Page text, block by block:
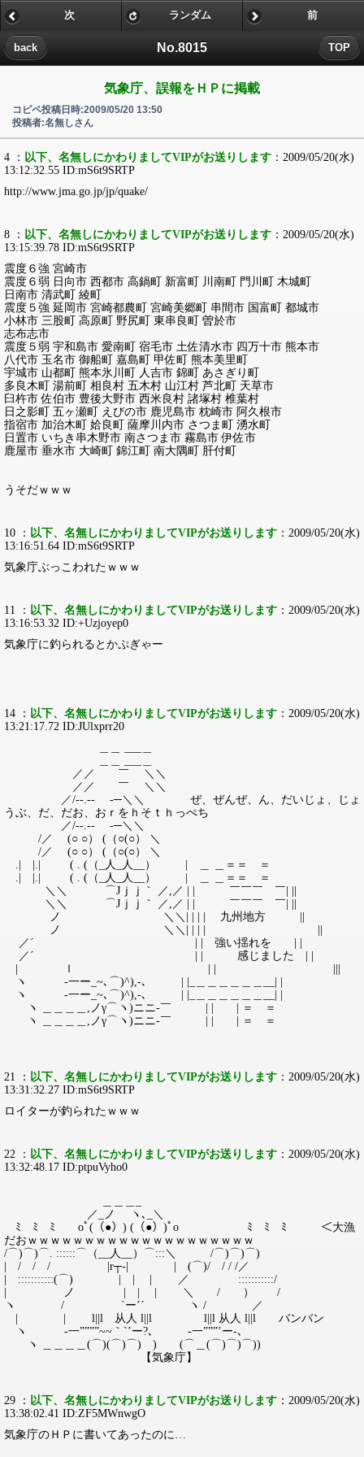
No.8015
back TOP
次 ランダム 前
気象庁、誤報をＨＰに掲載
コピペ投稿日時:2009/05/20 13:50
投稿者:名無しさん
4 ： 以下、名無しにかわりましてVIPがお送りします ：2009/05/20(水)
13:12:32.55 ID:mS6t9SRTP
http://www.jma.go.jp/jp/quake/
8 ： 以下、名無しにかわりましてVIPがお送りします ：2009/05/20(水)
13:15:39.78 ID:mS6t9SRTP
震度６強 宮崎市
震度６弱 日向市 西都市 高鍋町 新富町 川南町 門川町 木城町
日南市 清武町 綾町
震度５強 延岡市 宮崎都農町 宮崎美郷町 串間市 国富町 都城市
小林市 三股町 高原町 野尻町 東串良町 曽於市
志布志市
震度５弱 宇和島市 愛南町 宿毛市 土佐清水市 四万十市 熊本市
八代市 玉名市 御船町 嘉島町 甲佐町 熊本美里町
宇城市 山都町 熊本氷川町 人吉市 錦町 あさぎり町
多良木町 湯前町 相良村 五木村 山江村 芦北町 天草市
臼杵市 佐伯市 豊後大野市 西米良村 諸塚村 椎葉村
日之影町 五ヶ瀬町 えびの市 鹿児島市 枕崎市 阿久根市
指宿市 加治木町 姶良町 薩摩川内市 さつま町 湧水町
日置市 いちき串木野市 南さつま市 霧島市 伊佐市
鹿屋市 垂水市 大崎町 錦江町 南大隅町 肝付町
うそだｗｗｗ
10 ： 以下、名無しにかわりましてVIPがお送りします ：2009/05/20(水)
13:16:51.64 ID:mS6t9SRTP
気象庁ぶっこわれたｗｗｗ
11 ： 以下、名無しにかわりましてVIPがお送りします ：2009/05/20(水)
13:16:53.32 ID:+Uzjoyep0
気象庁に釣られるとかぷぎゃー
14 ： 以下、名無しにかわりましてVIPがお送りします ：2009/05/20(水)
13:21:17.72 ID:JUlxprr20
／／ ￣ ＼＼
／／ ￣ ＼＼
／/--.-- -─＼＼ ぜ、ぜんぜ、ん、だいじょ、じょ
うぶ、だ、だお、おｒをｈそｔｈっぺち
／/--.-- -─＼＼
/／ (○ ○） (（○(○） ＼
/／ (○ ○） (（○(○） ＼
.| |.| ( . (（_人_人__） | ＿ ＿＝＝ ＝
.| |.| ( . (（_人_人__） | ＿ ＿＝＝ ＝
＼＼ ⌒Jｊｊ｀ ／,／ | | ￣￣￣ ￣| ||
＼＼ ⌒Jｊｊ｀ ／,／ | | ￣￣￣ ￣| ||
ノ ＼＼| | | | 九州地方 ||
ノ ＼＼| | | | ||
／´ | | 強い揺れを | |
／´ | | 感じました | |
| ｌ | | |||
ヽ -一ー_~､⌒)^),-､ | |_＿＿＿＿＿＿__| |
ヽ -一ー_~､⌒)^),-､ | |_＿＿＿＿＿＿__| |
ヽ ＿＿＿＿,ノγ⌒ヽ)ニニ-￣ | | | ＝ ＝
ヽ ＿＿＿＿,ノγ⌒ヽ)ニニ-￣ | | | ＝ ＝
21 ： 以下、名無しにかわりましてVIPがお送りします ：2009/05/20(水)
13:31:32.27 ID:mS6t9SRTP
ロイターが釣られたｗｗｗ
22 ： 以下、名無しにかわりましてVIPがお送りします ：2009/05/20(水)
13:32:48.17 ID:ptpuVyho0
／_ノ ヽ､_＼
ﾐ ﾐ ﾐ oﾟ(（●）) (（●）)ﾟo ﾐ ﾐ ﾐ ＜大漁
だおｗｗｗｗｗｗｗｗｗｗｗｗｗｗｗｗｗｗｗｗ
/⌒)⌒)⌒. ::::::⌒（__人__）⌒:::＼ /⌒)⌒)⌒)
| / / / |r┬-| | (⌒)/ / / /／
| :::::::::::(⌒) | | | ／ ゝ :::::::::::/
| ノ | | | ＼ / ） /
ヽ / `ー’´ ヽ / ／
| | l||l 从人 l||l l||l 从人 l||l バンバン
ヽ -一””””~~｀`’ー?､ -一”””’ー-､
ヽ ＿＿＿＿(⌒)(⌒)⌒) ) (⌒＿(⌒)⌒)⌒))
【気象庁】
29 ： 以下、名無しにかわりましてVIPがお送りします ：2009/05/20(水)
13:38:02.41 ID:ZF5MWnwgO
気象庁のＨＰに書いてあったのに…